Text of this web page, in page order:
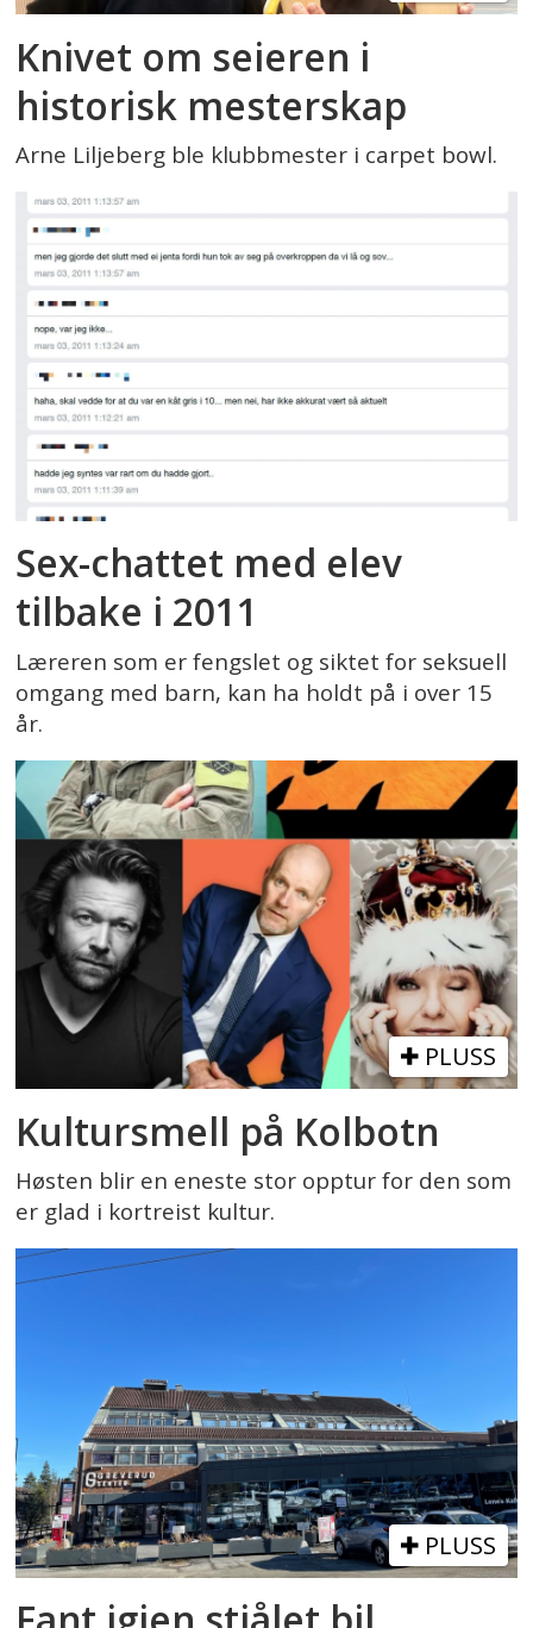
Knivet om seieren i
historisk mesterskap
Arne Liljeberg ble klubbmester i carpet bowl.
Sex-chattet med elev
tilbake i 2011
Læreren som er fengslet og siktet for seksuell
omgang med barn, kan ha holdt på i over 15
år.
PLUSS
Kultursmell på Kolbotn
Høsten blir en eneste stor opptur for den som
er glad i kortreist kultur.
PLUSS